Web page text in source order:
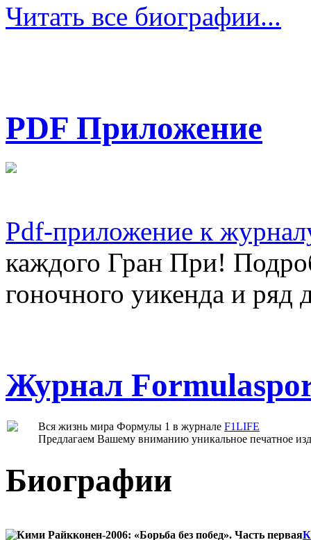
Читать все биографии...
PDF Приложение
Pdf-приложение к
каждого Гран При!
гоночного уикенда и ряд
Журнал
Вся жизнь мира Формулы 1 в журнале F1LIFE
Предлагаем Вашему вниманию уникальное печатное
Биографии